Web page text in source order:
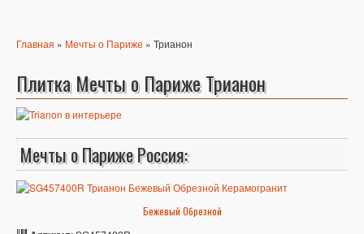
Главная » Мечты о Париже » Трианон
Плитка Мечты о Париже Трианон
Мечты о Париже Россия:
Бежевый Обрезной